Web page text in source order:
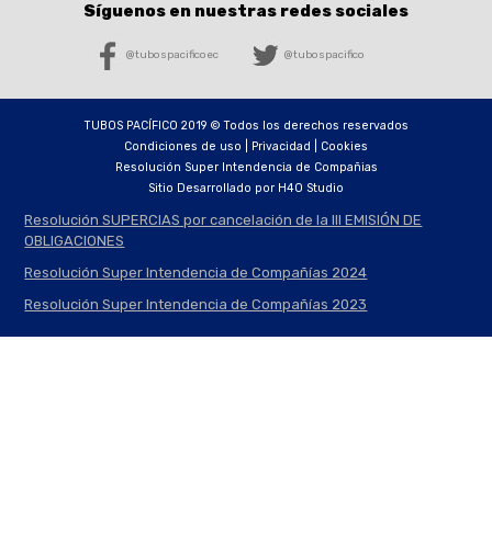
Síguenos en nuestras redes sociales
@tubospacificoec @tubospacifico
TUBOS PACÍFICO 2019 © Todos los derechos reservados
Condiciones de uso | Privacidad | Cookies
Resolución Super Intendencia de Compañias
Sitio Desarrollado por H4O Studio
Resolución SUPERCIAS por cancelación de la III EMISIÓN DE
OBLIGACIONES
Resolución Super Intendencia de Compañías 2024
Resolución Super Intendencia de Compañías 2023